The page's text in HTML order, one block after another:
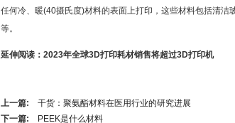
任何冷、暖(40摄氏度)材料的表面上打印，这些材料包括清
等。
延伸阅读：2023年全球3D打印耗材销售将超过3D打印机
上一篇: 干货：聚氨酯材料在医用行业的研究进展
下一篇:
PEEK是什么材料